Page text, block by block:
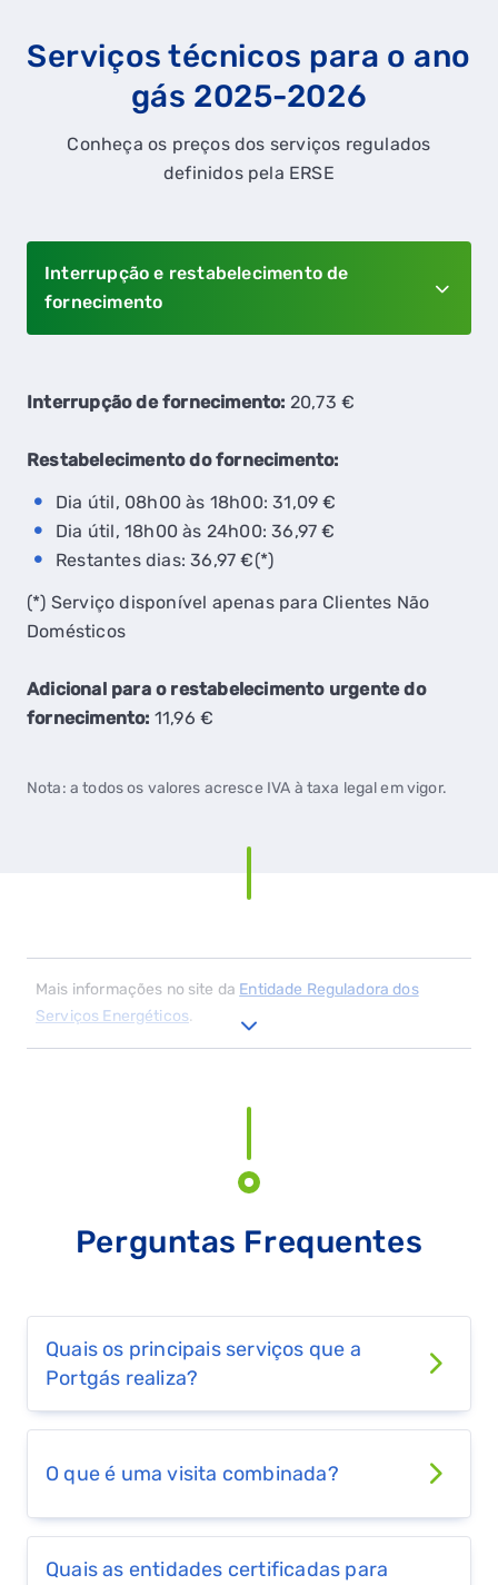
Serviços técnicos para o ano
gás 2025-2026
Conheça os preços dos serviços regulados
definidos pela ERSE
Interrupção e restabelecimento de
fornecimento
Interrupção de fornecimento: 20,73 €
Restabelecimento do fornecimento:
Dia útil, 08h00 às 18h00: 31,09 €
Dia útil, 18h00 às 24h00: 36,97 €
Restantes dias: 36,97 €(*)
(*) Serviço disponível apenas para Clientes Não
Domésticos
Adicional para o restabelecimento urgente do
fornecimento: 11,96 €
Nota: a todos os valores acresce IVA à taxa legal em vigor.
Mais informações no site da Entidade Reguladora dos
Serviços Energéticos.
Perguntas Frequentes
Quais os principais serviços que a
Portgás realiza?
O que é uma visita combinada?
Quais as entidades certificadas para
GASES RENOVÁVEIS
FALHA DE GÁS